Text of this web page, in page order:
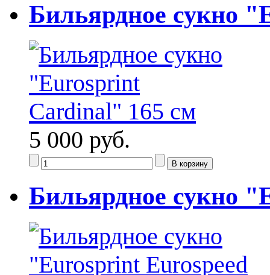
Бильярдное сукно
5 000 руб.
Бильярдное сукно